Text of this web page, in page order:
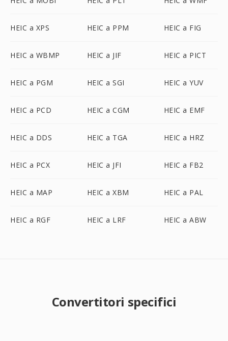
HEIC a XPS HEIC a PPM HEIC a FIG
HEIC a WBMP HEIC a JIF HEIC a PICT
HEIC a PGM HEIC a SGI HEIC a YUV
HEIC a PCD HEIC a CGM HEIC a EMF
HEIC a DDS HEIC a TGA HEIC a HRZ
HEIC a PCX HEIC a JFI HEIC a FB2
HEIC a MAP HEIC a XBM HEIC a PAL
HEIC a RGF HEIC a LRF HEIC a ABW
Convertitori specifici